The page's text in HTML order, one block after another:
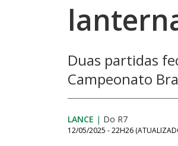
Duas partidas
Campeonato
LANCE | Do R7
12/05/2025 - 22H26